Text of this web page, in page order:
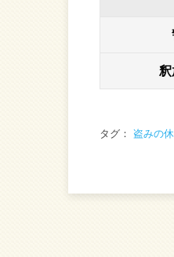
釈
タグ： 盗みの